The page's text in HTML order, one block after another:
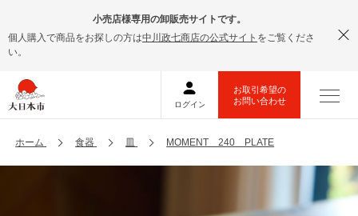
小売店様専用の卸販売サイトです。
個人購入で商品をお探しの方は中川政七商店の公式サイト をご覧くださ
い。
ホーム 食器 皿 MOMENT 240 PLATE